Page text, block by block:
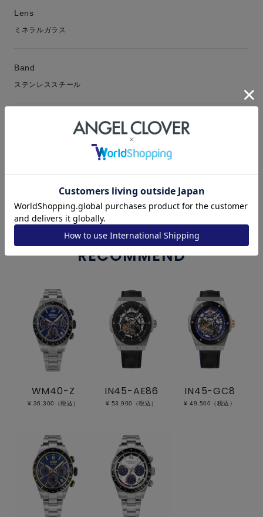
Lens
ミネラルガラス
Band
ステンレススチール
RECOMMEND
WM40-Z
¥ 36,300（税込）
IN45-AE86
¥ 53,900（税込）
IN45-GC8
¥ 49,500（税込）